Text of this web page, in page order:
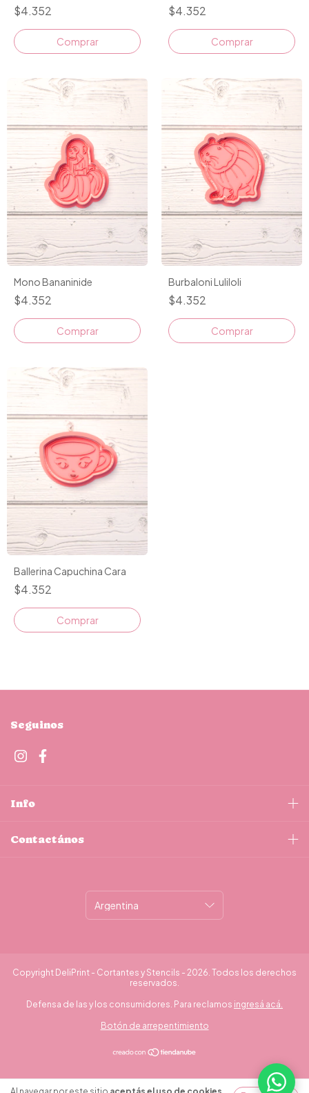
$4.352
Comprar
$4.352
Comprar
Mono Bananinide
$4.352
Comprar
Burbaloni Luliloli
$4.352
Comprar
Ballerina Capuchina Cara
$4.352
Comprar
Seguinos
Info
Contactános
Copyright DeliPrint - Cortantes y Stencils - 2026. Todos los derechos
reservados.
Defensa de las y los consumidores. Para reclamos ingresá acá.
Botón de arrepentimiento